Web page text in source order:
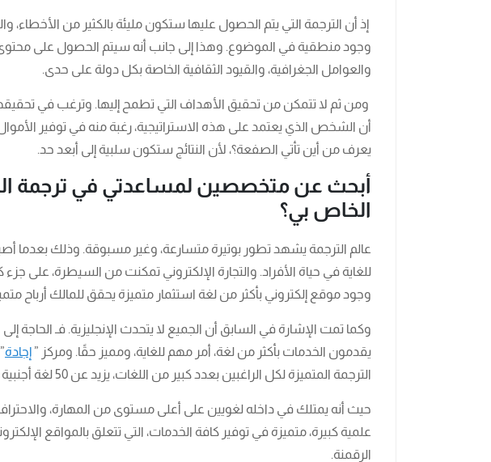
إذ أن الترجمة التي يتم الحصول عليها ستكون مليئة بالكثير من الأخطاء،
وجود منطقية في الموضوع. وهذا إلى جانب أنه سيتم الحصول على
والعوامل الجغرافية، والقيود الثقافية الخاصة بكل دولة على حدى.
ومن ثم لا تتمكن من تحقيق الأهداف التي تطمح إليها. وترغب في
أن الشخص الذي يعتمد على هذه الاستراتيجية، رغبة منه في توفير
يعرف من أين تأتي الصفعة؟، لأن النتائج ستكون سلبية إلى أبعد حد.
أبحث عن متخصصين لمساعدتي في ترجمة
الخاص بي؟
عالم الترجمة يشهد تطور بوتيرة متسارعة، وغير مسبوقة. وذلك بعدما
للغاية في حياة الأفراد. والتجارة الإلكتروني تمكنت من السيطرة، على
وجود موقع إلكتروني بأكثر من لغة استثمار متميزة يحقق للمالك أرباح
وكما تمت الإشارة في السابق أن الجميع لا يتحدث الإنجليزية. فـ الحاجة
يقدمون الخدمات بأكثر من لغة، أمر مهم للغاية، ومميز حقًا. ومركز ” إجادة
الترجمة المتميزة لكل الراغبين بعدد كبير من اللغات، يزيد عن 50 لغة أجنبية مختلفة.
حيث أنه يمتلك في داخله لغويين على أعلى مستوى من المهارة،
علمية كبيرة، متميزة في توفير كافة الخدمات، التي تتعلق بالمواقع
الرقمنة.